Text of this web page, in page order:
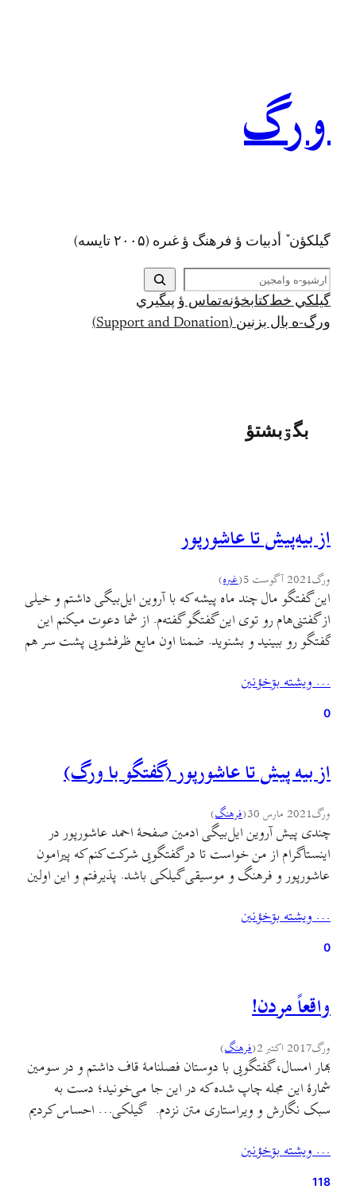
ورگ
گيلکؤن ٚ أدبیات ؤ فرهنگ ؤ غىره (۲۰۰۵ تايسه)
ج
س
ت
ج
گيلکي خط کتابخؤنهتماس ؤ پىگيري
ورگ-ه بال بزنين (Support and Donation)
بگۊبشتؤ
از بیه‌پیش تا عاشورپور
ورگ2021 آگوست 5 (غىره)
این گفتگو مال چند ماه پیشه که با آروین ایل‌بیگی داشتم و خیلی
از گفتنی‌هام رو توی این گفتگو گفته‌م. از شما دعوت میکنم این
گفتگو رو ببینید و بشنوید. ضمنا اون مایع ظرفشویی پشت سر هم
اومده. این هم از شانس…
… ويشته بۊخؤنين
0
از بیه پیش تا عاشورپور (گفتگو با ورگ)
ورگ2021 مارس 30 (فرهنگ)
چندی پیش آروین ایل‌بیگی ادمین صفحهٔ احمد عاشورپور در
اینستاگرام از من خواست تا در گفتگویی شرکت کنم که پیرامون
عاشورپور و فرهنگ و موسیقی گیلکی باشد. پذيرفتم و این اولين
زعم خودم بسیاری از گفتنی‌هام رو که گمان میکردم باید به گوش
نسل تازه‌نفس…
… ويشته بۊخؤنين
0
واقعاً مردن!
ورگ2017 اکتبر 2 (فرهنگ)
بهار امسال، گفتگويى با دوستان فصلنامهٔ قاف داشتم و در سومین
شمارهٔ اين مجله چاپ شده که در این جا می‌خونید؛ دست به
سبک نگارش و ویراستاری متن نزدم. گیلکی… احساس کردیم
مغزمان و پشت ویترین شبکه‌ی استانی. اما ما نمی‌خواستیم.
نمی‌خواستیم زبان گیلکی بمیرد.…
… ويشته بۊخؤنين
118